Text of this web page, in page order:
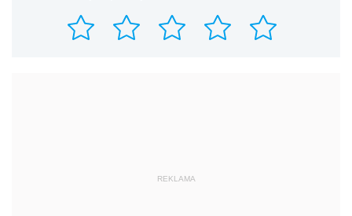
REKLAMA